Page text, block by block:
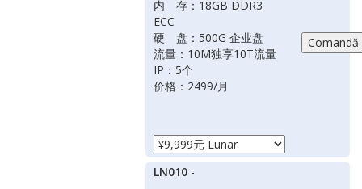
内 存：18GB DDR3
ECC
硬 盘：500G 企业盘
流量：10M独享10T流量
IP：5个
价格：2499/月
LN010 -